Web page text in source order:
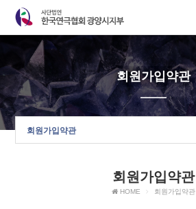
회원가입약관
회원가입약관
회원가입약관
HOME 회원가입약관